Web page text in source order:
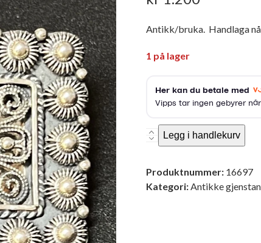
Antikk/bruka. Handlaga nål
1 på lager
Sølv
Nål
filigran
-
Legg i handlekurv
Produktnummer: 16697
Kategori: Antikke